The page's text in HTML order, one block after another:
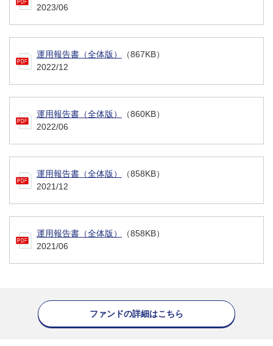
2023/06
運用報告書（全体版）
（867KB）
2022/12
運用報告書（全体版）
（860KB）
2022/06
運用報告書（全体版）
（858KB）
2021/12
運用報告書（全体版）
（858KB）
2021/06
ファンドの詳細はこちら